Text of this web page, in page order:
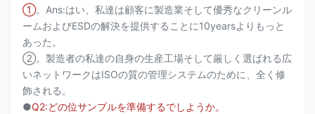
①。Ans:はい、私達は顧客に製造業そして優秀なクリーンル
ームおよびESDの解決を提供することに10yearsよりもっと
あった。
②。製造者の私達の自身の生産工場そして厳しく選ばれる広
いネットワークはISOの質の管理システムのために、全く修
飾される。
●Q2:どの位サンプルを準備するでしようか。